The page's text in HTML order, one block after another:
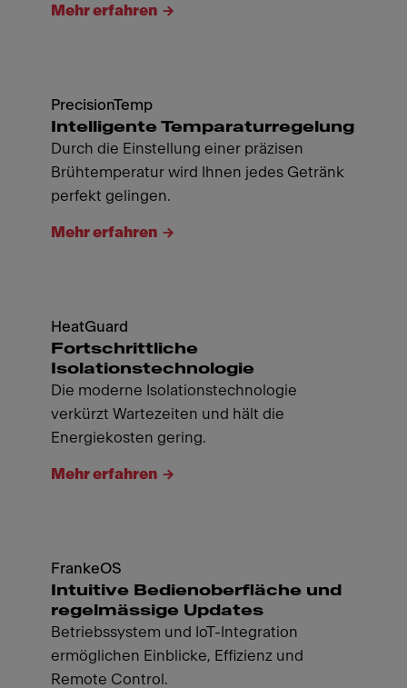
Mehr erfahren
PrecisionTemp
Intelligente Temparaturregelung
Durch die Einstellung einer präzisen
Brühtemperatur wird Ihnen jedes Getränk
perfekt gelingen.
Mehr erfahren
HeatGuard
Fortschrittliche
Isolationstechnologie
Die moderne Isolationstechnologie
verkürzt Wartezeiten und hält die
Energiekosten gering.
Mehr erfahren
FrankeOS
Intuitive Bedienoberfläche und
regelmässige Updates
Betriebssystem und IoT-Integration
ermöglichen Einblicke, Effizienz und
Remote Control.